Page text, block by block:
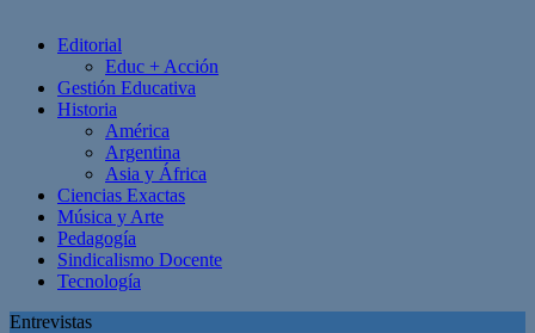
Editorial
Educ + Acción
Gestión Educativa
Historia
América
Argentina
Asia y África
Ciencias Exactas
Música y Arte
Pedagogía
Sindicalismo Docente
Tecnología
Entrevistas